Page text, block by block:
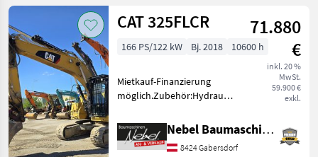
Kategorie 2 Land Filter
AKTUELLER
PFAD
Cat
M315d
KATEGORIE
WÄHLEN
Zurücksetzen
Ergebnisse
anzeigen
CAT 325FLCR
71.880
€
inkl. 20 %
MwSt.
59.900 €
exkl.
166 PS/122 kW Bj. 2018 10600 h
Mietkauf-Finanzierung
möglich.Zubehör:Hydraulischer
1400mm. Baumaschinen
Kettenbagger
Nebel Baumaschinen
8424 Gabersdorf